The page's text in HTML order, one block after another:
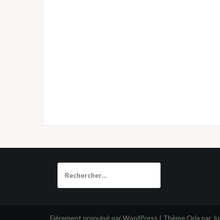
Fièrement propulsé par WordPress | Thème Oria par